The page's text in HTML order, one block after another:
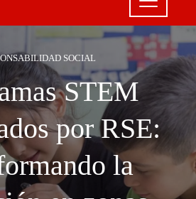
SOCIAL
STEM
por RSE:
la